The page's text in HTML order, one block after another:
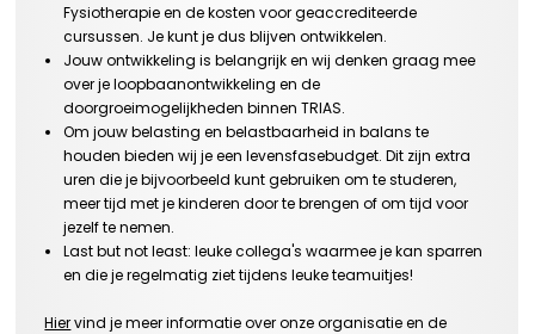
Fysiotherapie en de kosten voor geaccrediteerde
cursussen. Je kunt je dus blijven ontwikkelen.
Jouw ontwikkeling is belangrijk en wij denken graag mee
over je loopbaanontwikkeling en de
doorgroeimogelijkheden binnen TRIAS.
Om jouw belasting en belastbaarheid in balans te
houden bieden wij je een levensfasebudget. Dit zijn extra
uren die je bijvoorbeeld kunt gebruiken om te studeren,
meer tijd met je kinderen door te brengen of om tijd voor
jezelf te nemen.
Last butnot least: leuke collega's waarmee je kan sparren
en die je regelmatig ziet tijdens leuke teamuitjes!
Hier vind je meer informatie over onze organisatie en de